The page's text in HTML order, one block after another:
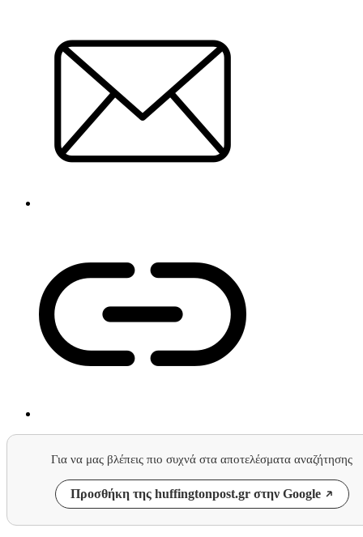
Για να μας βλέπεις πιο συχνά στα αποτελέσματα αναζήτησης
Προσθήκη της huffingtonpost.gr στην Google